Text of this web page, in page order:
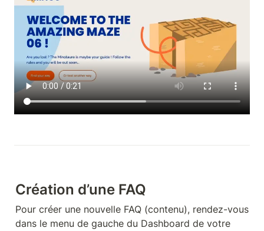
Création d’une FAQ
Pour créer une nouvelle FAQ (contenu), rendez-vous
dans le menu de gauche du Dashboard de votre